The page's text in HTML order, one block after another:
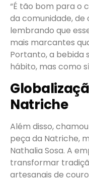
“É tão bom para o
da comunidade, de
lembrando que
mais marcantes
Portanto, a bebida
hábito, mas como
Natriche
Além disso,
peça da Natriche,
Nathalia Sosa. A
transformar
artesanais de